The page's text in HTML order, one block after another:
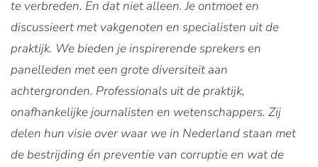
te verbreden. En dat niet alleen. Je ontmoet en
discussieert met vakgenoten en specialisten uit de
praktijk. We bieden je inspirerende sprekers en
panelleden met een grote diversiteit aan
achtergronden. Professionals uit de praktijk,
onafhankelijke journalisten en wetenschappers. Zij
delen hun visie over waar we in Nederland staan met
de bestrijding én preventie van corruptie en wat de